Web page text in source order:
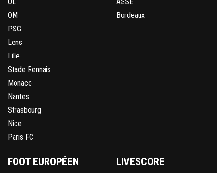
OM
PSG
Lens
Lille
Stade Rennais
Monaco
Nantes
Strasbourg
Nice
Paris FC
Bordeaux
FOOT EUROPÉEN LIVESCORE